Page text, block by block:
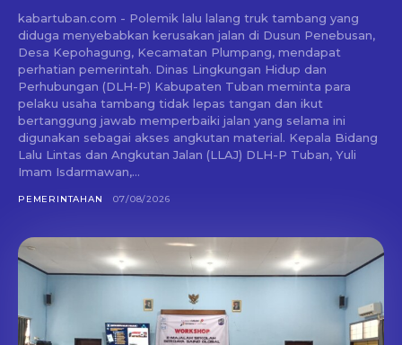
kabartuban.com - Polemik lalu lalang truk tambang yang
diduga menyebabkan kerusakan jalan di Dusun Penebusan,
Desa Kepohagung, Kecamatan Plumpang, mendapat
perhatian pemerintah. Dinas Lingkungan Hidup dan
Perhubungan (DLH-P) Kabupaten Tuban meminta para
pelaku usaha tambang tidak lepas tangan dan ikut
bertanggung jawab memperbaiki jalan yang selama ini
digunakan sebagai akses angkutan material. Kepala Bidang
Lalu Lintas dan Angkutan Jalan (LLAJ) DLH-P Tuban, Yuli
Imam Isdarmawan,...
PEMERINTAHAN 07/08/2026